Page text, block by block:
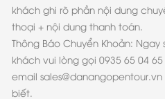
khách ghi rõ phần nội dung
thoại + nội dung thanh toán.
Thông Báo Chuyển Khoản:
khách vui lòng gọi 0935 65 04
email
biết.